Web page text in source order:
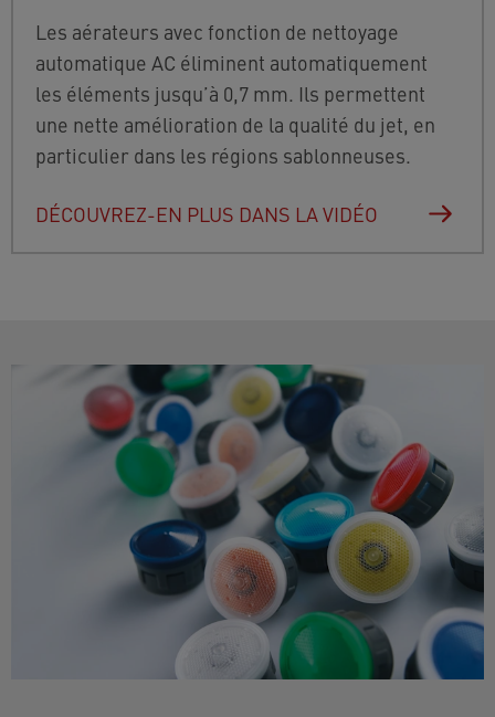
Les aérateurs avec fonction de nettoyage
automatique AC éliminent automatiquement
les éléments jusqu’à 0,7 mm. Ils permettent
une nette amélioration de la qualité du jet, en
particulier dans les régions sablonneuses.
DÉCOUVREZ-EN PLUS DANS LA VIDÉO